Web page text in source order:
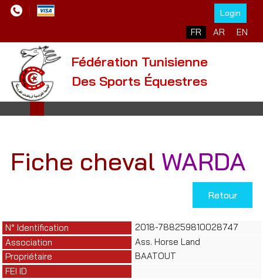
Login
Sélectionnez votre
FR AR EN
Fédération Tunisienne
Des Sports Équestres
Fiche cheval WARDA
Retour
N° Identification
2018-788259810028747
Association
Ass. Horse Land
Propriétaire
BAATOUT
FEI ID